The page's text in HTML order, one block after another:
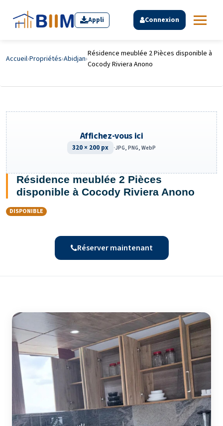
Appli Connexion
Accueil›Propriétés›Abidjan›
Résidence meublée 2 Pièces disponible à
Cocody Riviera Anono
Résidence meublée 2 Pièces
disponible à Cocody Riviera Anono
DISPONIBLE
Réserver maintenant
Affichez-vous ici
320 × 200 px ·JPG, PNG, WebP